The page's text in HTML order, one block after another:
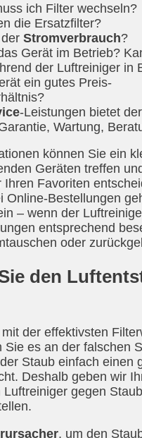
ich Filter wechseln?
die Ersatzfilter?
Stromverbrauch?
Gerät im Betrieb?
der Luftreiniger in
ein gutes Preis-
-Leistungen bietet der
Wartung,
können Sie ein
Geräten treffen
Ihren Favoriten
Online-Bestellungen
– wenn der
entsprechend
oder
den
der effektivsten
Sie es an der falschen
Staub einfach einen
Deshalb geben wir
gegen Staub
, um den